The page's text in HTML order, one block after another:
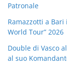
Patronale
Ramazzotti a
World Tour” 2026
Double di Vasco
al suo